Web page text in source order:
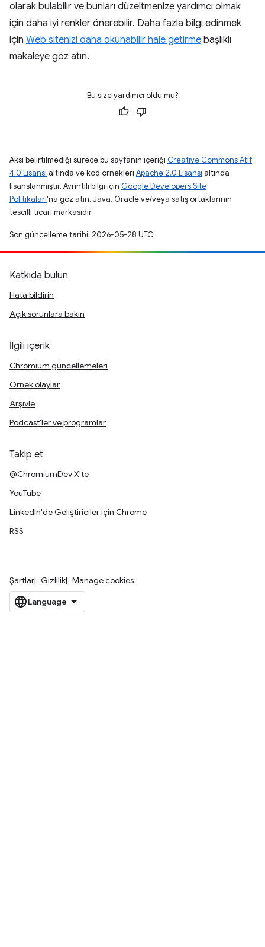
olarak bulabilir ve bunları düzeltmenize yardımcı olmak
için daha iyi renkler önerebilir. Daha fazla bilgi edinmek
için Web sitenizi daha okunabilir hale getirme başlıklı
makaleye göz atın.
Bu size yardımcı oldu mu?
Aksi belirtilmediği sürece bu sayfanın içeriği Creative Commons Atıf
4.0 Lisansı altında ve kod örnekleri Apache 2.0 Lisansı altında
lisanslanmıştır. Ayrıntılı bilgi için Google Developers Site
Politikaları'na göz atın. Java, Oracle ve/veya satış ortaklarının
tescilli ticari markasıdır.
Son güncelleme tarihi: 2026-05-28 UTC.
Katkıda bulun
Hata bildirin
Açık sorunlara bakın
İlgili içerik
Chromium güncellemeleri
Örnek olaylar
Arşivle
Podcast'ler ve programlar
Takip et
@ChromiumDev X'te
YouTube
LinkedIn'de Geliştiriciler için Chrome
RSS
Şartlar Gizlilik Manage cookies